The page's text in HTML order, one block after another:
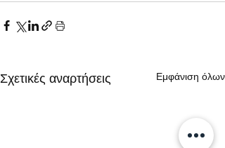
Σχετικές αναρτήσεις Εμφάνιση όλων